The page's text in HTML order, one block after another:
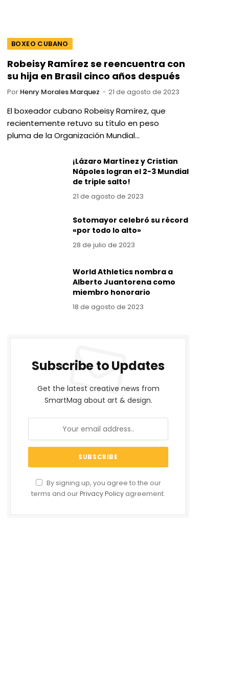
BOXEO CUBANO
Robeisy Ramírez se reencuentra con
su hija en Brasil cinco años después
Por Henry Morales Marquez 21 de agosto de 2023
El boxeador cubano Robeisy Ramírez, que
recientemente retuvo su título en peso
pluma de la Organización Mundial…
¡Lázaro Martínez y Cristian
Nápoles logran el 2-3 Mundial
de triple salto!
21 de agosto de 2023
Sotomayor celebró su récord
«por todo lo alto»
28 de julio de 2023
World Athletics nombra a
Alberto Juantorena como
miembro honorario
18 de agosto de 2023
Subscribe to Updates
Get the latest creative news from
SmartMag about art & design.
By signing up, you agree to the our
terms and ourPrivacy Policy agreement.